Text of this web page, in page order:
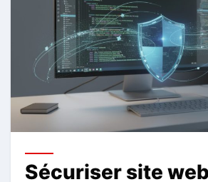
Sécuriser site web